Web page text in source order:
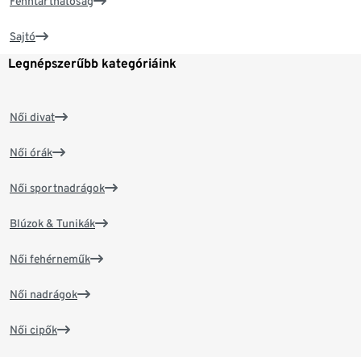
Sajtó
Legnépszerűbb kategóriáink
Női divat
Női órák
Női sportnadrágok
Blúzok & Tunikák
Női fehérneműk
Női nadrágok
Női cipők